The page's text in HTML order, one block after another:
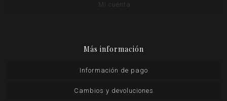
Mi cuenta
Más información
Información de pago
Cambios y devoluciones